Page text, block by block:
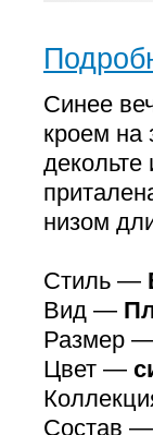
Синее
кроем на
низом
Стиль —
Вид —
Размер
Цвет —
Состав —